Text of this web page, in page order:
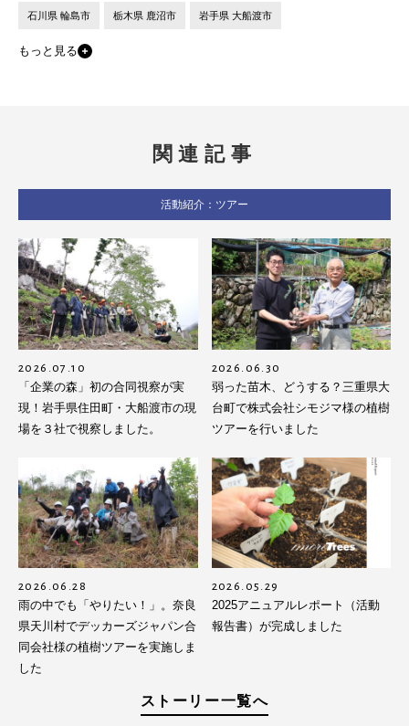
石川県 輪島市 栃木県 鹿沼市 岩手県 大船渡市
もっと見る
関連記事
活動紹介：ツアー
2026.07.10
「企業の森」初の合同視察が実
現！岩手県住田町・大船渡市の現
場を３社で視察しました。
2026.06.30
弱った苗木、どうする？三重県大
台町で株式会社シモジマ様の植樹
ツアーを行いました
2026.06.28
雨の中でも「やりたい！」。奈良
県天川村でデッカーズジャパン合
同会社様の植樹ツアーを実施しま
した
2026.05.29
2025アニュアルレポート（活動
報告書）が完成しました
ストーリー一覧へ